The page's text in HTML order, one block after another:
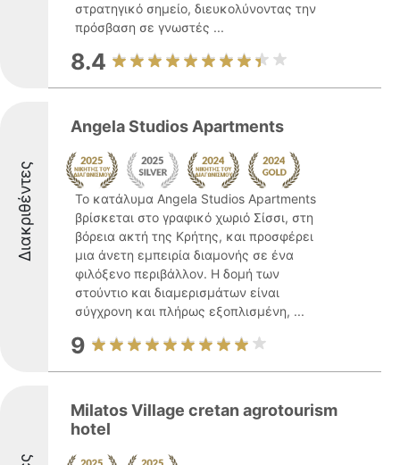
στρατηγικό σημείο, διευκολύνοντας την
πρόσβαση σε γνωστές ...
8.4
Διακριθέντες
Angela Studios Apartments
Το κατάλυμα Angela Studios Apartments
βρίσκεται στο γραφικό χωριό Σίσσι, στη
βόρεια ακτή της Κρήτης, και προσφέρει
μια άνετη εμπειρία διαμονής σε ένα
φιλόξενο περιβάλλον. Η δομή των
στούντιο και διαμερισμάτων είναι
σύγχρονη και πλήρως εξοπλισμένη, ...
9
Milatos Village cretan agrotourism
hotel